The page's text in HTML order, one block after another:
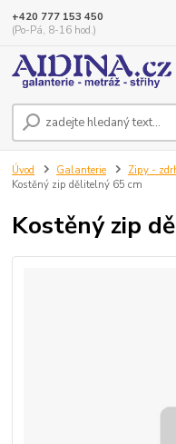
+420 777 153 450
(Po-Pá, 8-16 hod.)
Úvod Galanterie Zipy -
Kostěný zip dělitelný 65 cm
Kostěný zip